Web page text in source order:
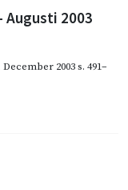
2003
December 2003s. 491–